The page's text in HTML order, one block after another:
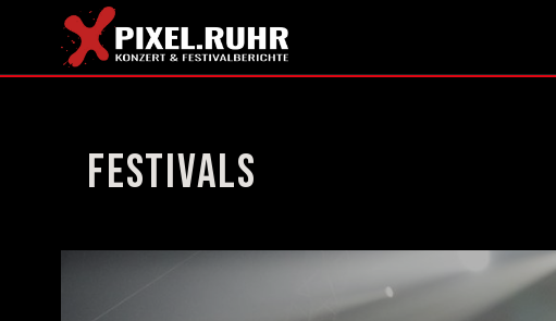
Festivals